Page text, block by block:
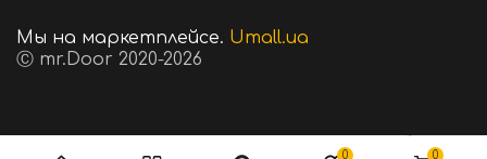
0 0
Ⓒ mr.Door 2020-2026
Мы на маркетплейсе. Umall.ua